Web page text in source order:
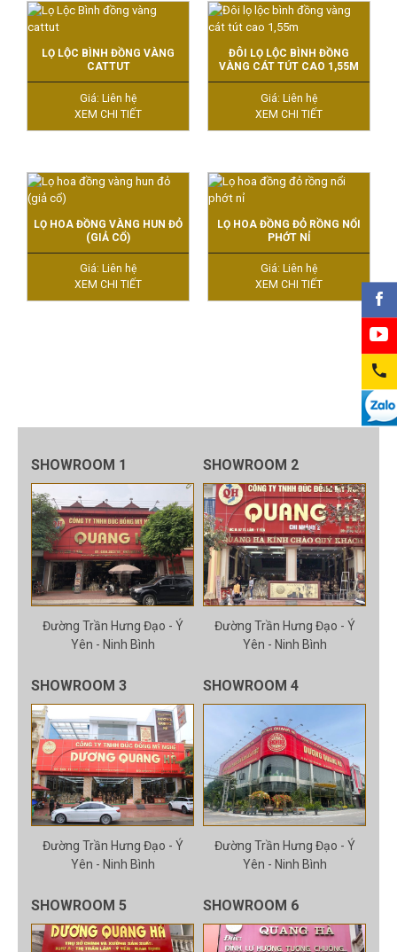
LỌ LỘC BÌNH ĐỒNG VÀNG
CATTUT
Giá: Liên hệ
XEM CHI TIẾT
ĐÔI LỌ LỘC BÌNH ĐỒNG
VÀNG CÁT TÚT CAO 1,55M
Giá: Liên hệ
XEM CHI TIẾT
LỌ HOA ĐỒNG VÀNG HUN ĐỎ
(GIẢ CỔ)
Giá: Liên hệ
XEM CHI TIẾT
LỌ HOA ĐỒNG ĐỎ RỒNG NỔI
PHỚT NỈ
Giá: Liên hệ
XEM CHI TIẾT
SHOWROOM 1
Đường Trần Hưng Đạo - Ý
Yên - Ninh Bình
SHOWROOM 2
Đường Trần Hưng Đạo - Ý
Yên - Ninh Bình
SHOWROOM 3
Đường Trần Hưng Đạo - Ý
Yên - Ninh Bình
SHOWROOM 4
Đường Trần Hưng Đạo - Ý
Yên - Ninh Bình
SHOWROOM 5 SHOWROOM 6